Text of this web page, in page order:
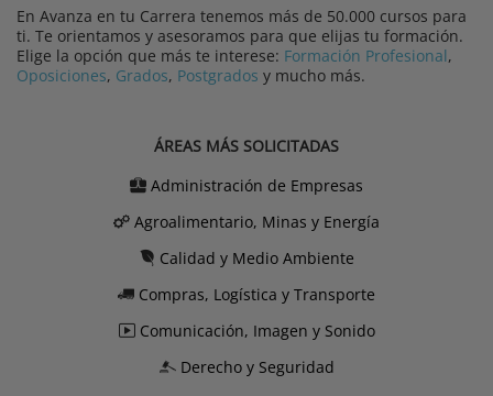
En Avanza en tu Carrera tenemos más de 50.000 cursos para
ti. Te orientamos y asesoramos para que elijas tu formación.
Elige la opción que más te interese: Formación Profesional,
Oposiciones, Grados, Postgrados y mucho más.
ÁREAS MÁS SOLICITADAS
Administración de Empresas
Agroalimentario, Minas y Energía
Calidad y Medio Ambiente
Compras, Logística y Transporte
Comunicación, Imagen y Sonido
Derecho y Seguridad